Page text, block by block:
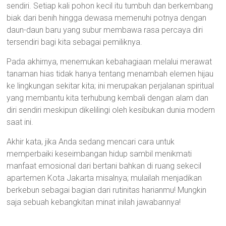
sendiri. Setiap kali pohon kecil itu tumbuh dan berkembang
biak dari benih hingga dewasa memenuhi potnya dengan
daun-daun baru yang subur membawa rasa percaya diri
tersendiri bagi kita sebagai pemiliknya.
Pada akhirnya, menemukan kebahagiaan melalui merawat
tanaman hias tidak hanya tentang menambah elemen hijau
ke lingkungan sekitar kita; ini merupakan perjalanan spiritual
yang membantu kita terhubung kembali dengan alam dan
diri sendiri meskipun dikelilingi oleh kesibukan dunia modern
saat ini.
Akhir kata, jika Anda sedang mencari cara untuk
memperbaiki keseimbangan hidup sambil menikmati
manfaat emosional dari bertani bahkan di ruang sekecil
apartemen Kota Jakarta misalnya; mulailah menjadikan
berkebun sebagai bagian dari rutinitas harianmu! Mungkin
saja sebuah kebangkitan minat inilah jawabannya!